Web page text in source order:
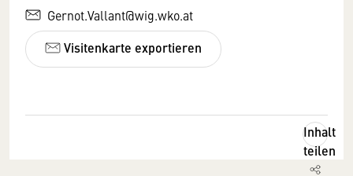
Gernot.Vallant@wig.wko.at
Visitenkarte exportieren
Inhalt
teilen